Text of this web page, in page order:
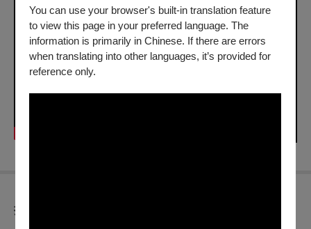
You can use your browser's built-in translation feature
to view this page in your preferred language. The
information is primarily in Chinese. If there are errors
when translating into other languages, it’s provided for
reference only.
折扣方案